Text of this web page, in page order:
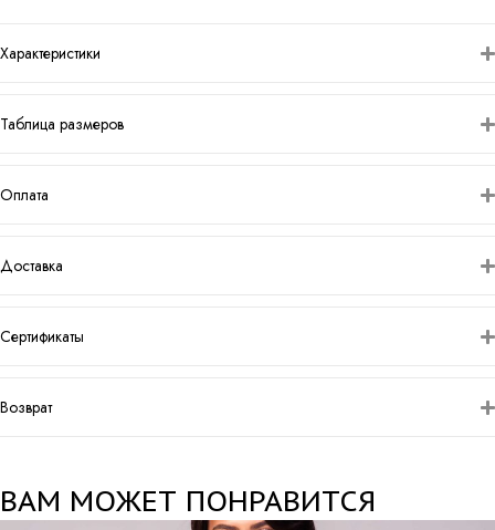
Характеристики
Таблица размеров
Оплата
Доставка
Сертификаты
Возврат
ВАМ МОЖЕТ ПОНРАВИТСЯ